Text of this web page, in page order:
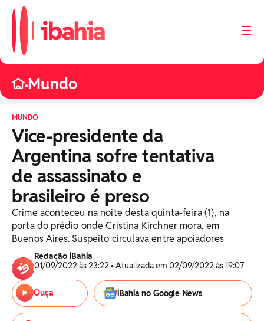
☰
•Mundo
MUNDO
Vice-presidente da
Argentina sofre tentativa
de assassinato e
brasileiro é preso
Crime aconteceu na noite desta quinta-feira (1), na
porta do prédio onde Cristina Kirchner mora, em
Buenos Aires. Suspeito circulava entre apoiadores
Redação iBahia
01/09/2022 às 23:22 • Atualizada em 02/09/2022 às 19:07
Ouça iBahia no Google News